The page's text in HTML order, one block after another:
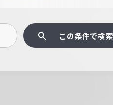
この条件で検索